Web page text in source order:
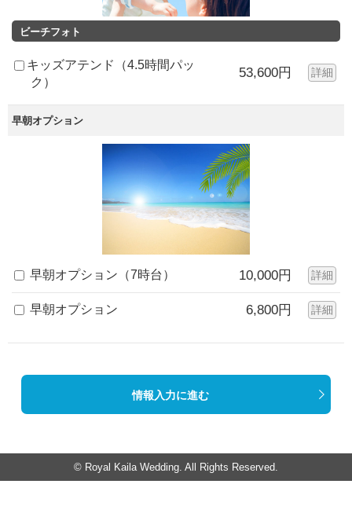
ビーチフォト
キッズアテンド（4.5時間パッ
ク）
53,600円 詳細
早朝オプション
早朝オプション（7時台） 10,000円 詳細
早朝オプション 6,800円 詳細
情報入力に進む
© Royal Kaila Wedding. All Rights Reserved.